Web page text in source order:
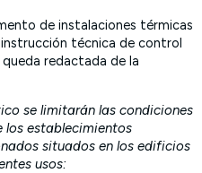
de instalaciones térmicas
técnica de control
redactada de la
se limitarán las condiciones
los establecimientos
situados en los edificios
usos: